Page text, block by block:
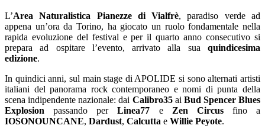
L’Area Naturalistica Pianezze di Vialfrè, paradiso verde ad
appena un’ora da Torino, ha giocato un ruolo fondamentale nella
rapida evoluzione del festival e per il quarto anno consecutivo si
prepara ad ospitare l’evento, arrivato alla sua quindicesima
edizione.
In quindici anni, sul main stage di APOLIDE si sono alternati artisti
italiani del panorama rock contemporaneo e nomi di punta della
scena indipendente nazionale: dai Calibro35ai Bud Spencer Blues
Explosion passando perLinea77 e Zen Circusfino a
IOSONOUNCANE, Dardust, Calcutta e Willie Peyote.